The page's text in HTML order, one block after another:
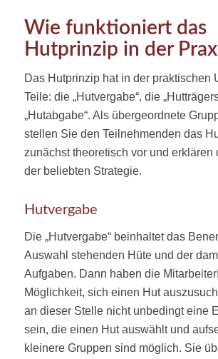
Wie funktioniert das
Hutprinzip in der
Das Hutprinzip hat in der praktischen
Teile: die „Hutvergabe“, die
„Hutabgabe“. Als übergeordnete
stellen Sie den Teilnehmenden das
zunächst theoretisch vor und erklären
der beliebten Strategie.
Hutvergabe
Die „Hutvergabe“ beinhaltet das
Auswahl stehenden Hüte und der
Aufgaben. Dann haben die
Möglichkeit, sich einen Hut
an dieser Stelle nicht unbedingt eine
sein, die einen Hut auswählt und
kleinere Gruppen sind möglich. Sie